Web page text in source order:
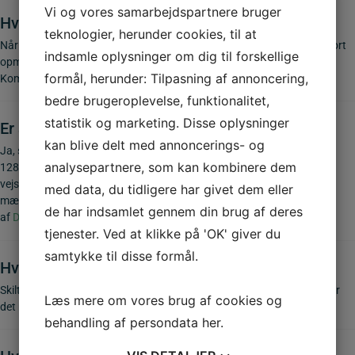
Hvorfor kombinere skiltet med vejbump?
Når zoneskiltet opsættes i forbindelse med vejbump, bliver bilisten gjort
opmærksom på den lavere hastighed og den fysiske fartdæmpning.
Kombinationen øger effekten og forbedrer sikkerheden.
Er skiltet godkendt til brug på offentlige veje?
Ja, skiltet er CE-mærket og produceret i overensstemmelse med EN
12899-1. Det opfylder Vejdirektoratets krav til permanente
vejskilte.
Vores standere, beslag og galger
er naturligvis også CE-
mærkede, så du må godt bruge dem på offentlige veje. Vi er auditeret
af DBI Certification. Du finder voresCE-dokumenter her.
Hvilket materiale er zoneskiltet fremstillet i?
Skiltet er produceret i 2 mm aluminium med refleksfolie type 3. Det gør
det robust, vejrbestandigt og let at se både dag og nat.
Vi og vores samarbejdspartnere bruger
teknologier, herunder cookies, til at
indsamle oplysninger om dig til forskellige
formål, herunder: Tilpasning af annoncering,
bedre brugeroplevelse, funktionalitet,
statistik og marketing. Disse oplysninger
kan blive delt med annoncerings- og
analysepartnere, som kan kombinere dem
med data, du tidligere har givet dem eller
de har indsamlet gennem din brug af deres
tjenester. Ved at klikke på 'OK' giver du
samtykke til disse formål.
Læs mere om vores brug af cookies og
behandling af persondata her.